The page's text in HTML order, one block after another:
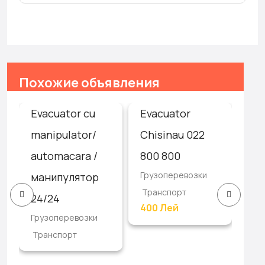
Похожие объявления
Evacuator cu
manipulator/
automacara /
манипулятор
24/24
Грузоперевозки
Транспорт
Evacuator
Chisinau 022
800 800
Грузоперевозки
Транспорт
400 Лей